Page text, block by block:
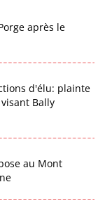
après le
d'élu: plainte
Bally
au Mont